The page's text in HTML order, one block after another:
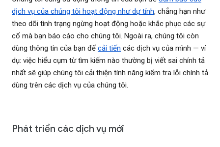
dịch vụ của chúng tôi hoạt động như dự tính, chẳng hạn như
theo dõi tình trạng ngừng hoạt động hoặc khắc phục các sự
cố mà bạn báo cáo cho chúng tôi. Ngoài ra, chúng tôi còn
dùng thông tin của bạn để cải tiến các dịch vụ của mình — ví
dụ: việc hiểu cụm từ tìm kiếm nào thường bị viết sai chính tả
nhất sẽ giúp chúng tôi cải thiện tính năng kiểm tra lỗi chính tả
dùng trên các dịch vụ của chúng tôi.
Phát triển các dịch vụ mới